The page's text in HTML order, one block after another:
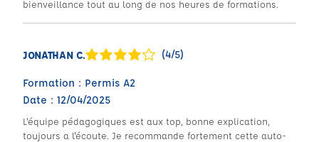
bienveillance tout au long de nos heures de formations.
JONATHAN C. (4/5)
Formation : Permis A2
Date : 12/04/2025
L'équipe pédagogiques est aux top, bonne explication,
toujours a l'écoute. Je recommande fortement cette auto-